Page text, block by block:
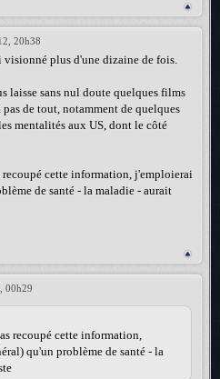
20h38
visionné plus d'une dizaine de fois.
laisse sans nul doute quelques films
de tout, notamment de quelques
mentalités aux US, dont le côté
recoupé cette information, j'emploierai
de santé - la maladie - aurait
00h29
recoupé cette information,
qu'un problème de santé - la